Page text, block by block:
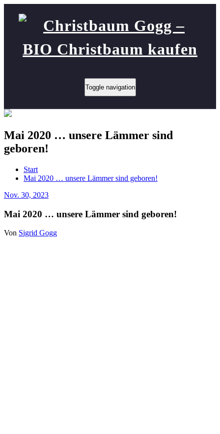
Toggle navigation
Mai 2020 … unsere Lämmer sind
geboren!
Start
Mai 2020 … unsere Lämmer sind geboren!
Nov. 30, 2023
Mai 2020 … unsere Lämmer sind geboren!
Von Sigrid Gogg